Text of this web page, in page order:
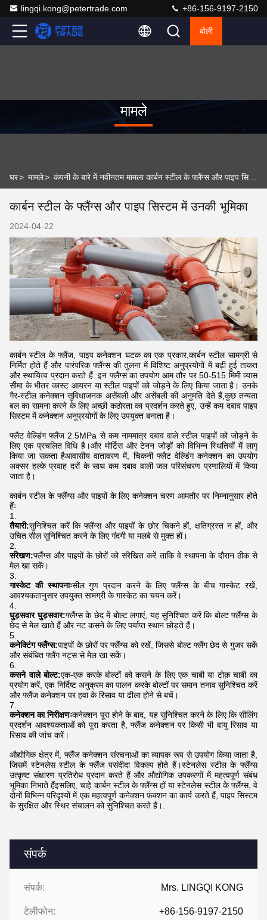
lingqi.kong@petertrade.com +86-156-9197-2150
बोली
मामले
घर> मामले> कंपनी के बारे में नवीनतम मामला कार्बन स्टील के फ्लैंग्स और पाइप सिस्टम में उनकी भूमिका
संपर्क
संपर्क: Mrs. LINGQI KONG
टेलीफोन: +86-156-9197-2150
कार्बन स्टील के फ्लैंग्स और पाइप सिस्टम में उनकी भूमिका
2024-04-22
कार्बन स्टील के फ्लैंज, पाइप कनेक्शन घटक का एक प्रकार,कार्बन स्टील सामग्री से
निर्मित होते हैं और पारंपरिक फ्लैंग्स की तुलना में विशिष्ट अनुप्रयोगों में बढ़ी हुई ताकत
और स्थायित्व प्रदान करते हैं. इन फ्लैंग्स का उपयोग आम तौर पर 50-515 मिमी व्यास
सीमा के भीतर कास्ट आयरन या स्टील पाइपों को जोड़ने के लिए किया जाता है। उनके
गैर-स्टील कनेक्शन सुविधाजनक असेंबली और असेंबली की अनुमति देते हैं,कुछ तन्यता
बल का सामना करने के लिए अच्छी कठोरता का प्रदर्शन करते हुए, उन्हें कम दबाव पाइप
सिस्टम में कनेक्शन अनुप्रयोगों के लिए उपयुक्त बनाता है।
फ्लैट वेल्डिंग फ्लैंज 2.5MPa से कम नाममात्र दबाव वाले स्टील पाइपों को जोड़ने के
लिए एक प्रचलित विधि है।और मोर्टिस और टेनन जोड़ों को विभिन्न स्थितियों में लागू
किया जा सकता हैआवासीय वातावरण में, चिकनी फ्लैट वेल्डिंग कनेक्शन का उपयोग
अक्सर हल्के प्रवाह दरों के साथ कम दबाव वाली जल परिसंचरण प्रणालियों में किया
जाता है।
कार्बन स्टील के फ्लैंग्स और पाइपों के लिए कनेक्शन चरण आमतौर पर निम्नानुसार होते
हैंः
तैयारी:सुनिश्चित करें कि फ्लैंग्स और पाइपों के छोर चिकने हों, क्षतिग्रस्त न हों, और
उचित सील सुनिश्चित करने के लिए गंदगी या मलबे से मुक्त हों।
संरेखण:फ्लैंग्स और पाइपों के छोरों को संरेखित करें ताकि वे स्थापना के दौरान ठीक से
मेल खा सकें।
गास्केट की स्थापनाःसील गुण प्रदान करने के लिए फ्लैंग्स के बीच गास्केट रखें,
आवश्यकतानुसार उपयुक्त सामग्री के गास्केट का चयन करें।
घुड़सवार घुड़सवार:फ्लैंग्स के छेद में बोल्ट लगाएं, यह सुनिश्चित करें कि बोल्ट फ्लैंग्स के
छेद से मेल खाते हैं और नट कसने के लिए पर्याप्त स्थान छोड़ते हैं।
कनेक्टिंग फ्लैंग्स:पाइपों के छोरों पर फ्लैंग्स को रखें, जिससे बोल्ट फ्लैंग छेद से गुजर सकें
और संबंधित फ्लैंग नट्स से मेल खा सकें।
कसने वाले बोल्ट:एक-एक करके बोल्टों को कसने के लिए एक चाबी या टोक़ चाबी का
प्रयोग करें, एक निर्दिष्ट अनुक्रम का पालन करके बोल्टों पर समान तनाव सुनिश्चित करें
और फ्लैंज कनेक्शन पर हवा के रिसाव या ढीला होने से बचें।
कनेक्शन का निरीक्षणःकनेक्शन पूरा होने के बाद, यह सुनिश्चित करने के लिए कि सीलिंग
प्रदर्शन आवश्यकताओं को पूरा करता है, फ्लैंज कनेक्शन पर किसी भी वायु रिसाव या
रिसाव की जांच करें।
औद्योगिक क्षेत्र में, फ्लैंज कनेक्शन संरचनाओं का व्यापक रूप से उपयोग किया जाता है,
जिसमें स्टेनलेस स्टील के फ्लैंज पसंदीदा विकल्प होते हैं।स्टेनलेस स्टील के फ्लैंग्स
उत्कृष्ट संक्षारण प्रतिरोध प्रदान करते हैं और औद्योगिक उपकरणों में महत्वपूर्ण संबंध
भूमिका निभाते हैंइसलिए, चाहे कार्बन स्टील के फ्लैंग्स हों या स्टेनलेस स्टील के फ्लैंग्स, वे
दोनों विभिन्न परिदृश्यों में एक महत्वपूर्ण कनेक्शन फ़ंक्शन का कार्य करते हैं, पाइप सिस्टम
के सुरक्षित और स्थिर संचालन को सुनिश्चित करते हैं।.